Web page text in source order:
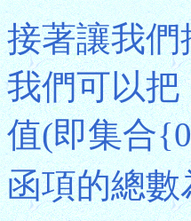
接著讓我
我們可以
值(即集合
函項的總數